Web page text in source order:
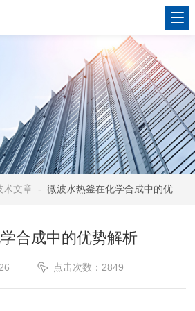
术文章 - 微波水热釜在化学合成中的优势解析
合成中的优势解析
点击次数：2849